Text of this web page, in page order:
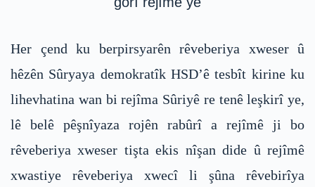
Her çend ku berpirsyarên rêveberiya xweser û
hêzên Sûryaya demokratîk HSD’ê tesbît kirine ku
lihevhatina wan bi rejîma Sûriyê re tenê leşkirî ye,
lê belê pêşnîyaza rojên rabûrî a rejîmê ji bo
rêveberiya xweser tişta ekis nîşan dide û rejîmê
xwastiye rêveberiya xwecî li şûna rêvebirîya